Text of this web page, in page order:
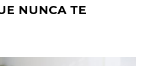
NUNCA TE